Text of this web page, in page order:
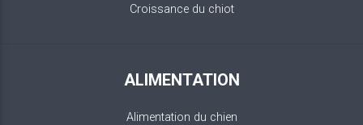
Croissance du chiot
ALIMENTATION
Alimentation du chien